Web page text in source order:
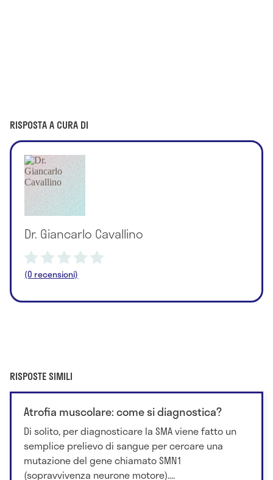
RISPOSTA A CURA DI
Dr. Giancarlo Cavallino
(0 recensioni)
RISPOSTE SIMILI
Atrofia muscolare: come si diagnostica?
Di solito, per diagnosticare la SMA viene fatto un
semplice prelievo di sangue per cercare una
mutazione del gene chiamato SMN1
(sopravvivenza neurone motore)....